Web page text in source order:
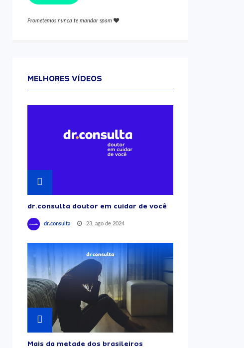
Prometemos nunca te mandar spam
MELHORES VÍDEOS
dr.consulta doutor em cuidar de você
dr.consulta 23, ago de 2024
Mais da metade dos brasileiros